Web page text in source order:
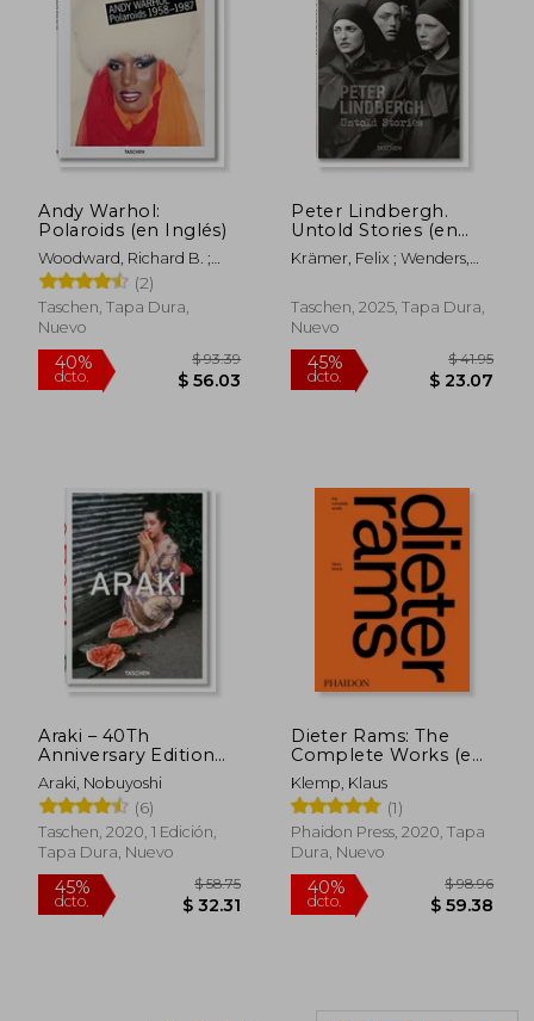
45%
dcto.
45%
dcto.
45%
dcto.
Andy Warhol:
Polaroids (en Inglés)
Woodward, Richard B. ;
Golden, Reuel(2)
Taschen, Tapa Dura,
Nuevo
Peter Lindbergh.
Untold Stories (en
Inglés)
Krämer, Felix ; Wenders,
Taschen, 2025, Tapa Dura,
Nuevo
Araki – 40Th
Anniversary Edition
(Trilingüe) (en Inglés)
Araki, Nobuyoshi
(6)
Taschen, 2020, 1 Edición,
Tapa Dura, Nuevo
Dieter Rams: The
Complete Works (en
Inglés)
Klemp, Klaus
(1)
Phaidon Press, 2020, Tapa
Dura, Nuevo